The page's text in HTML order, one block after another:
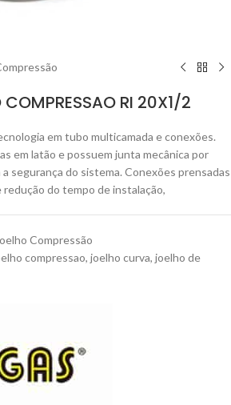
RI 20X1/2
em tubo multicamada e conexões.
em latão e possuem junta mecânica por
segurança do sistema. Conexões prensadas
do tempo de instalação,
Compressão
compressao, joelho curva, joelho de